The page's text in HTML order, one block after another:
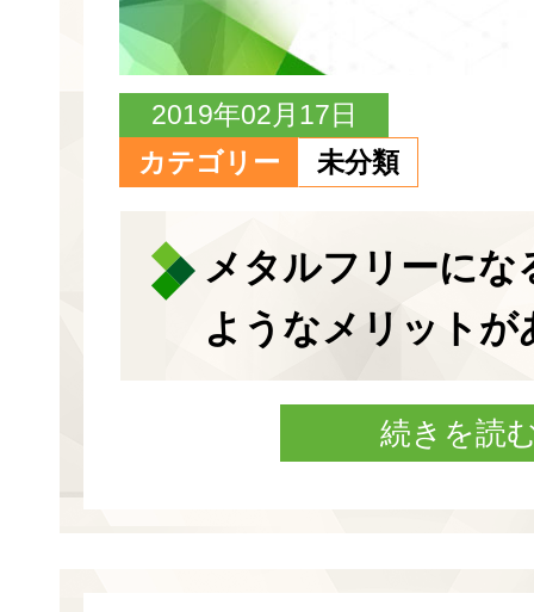
2019年02月17日
カテゴリー
未分類
メタルフリーに
ようなメリットが
続きを読